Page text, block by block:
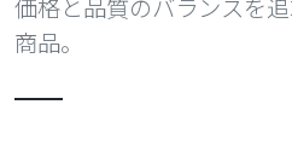
価格と品質のバランスを
商品。